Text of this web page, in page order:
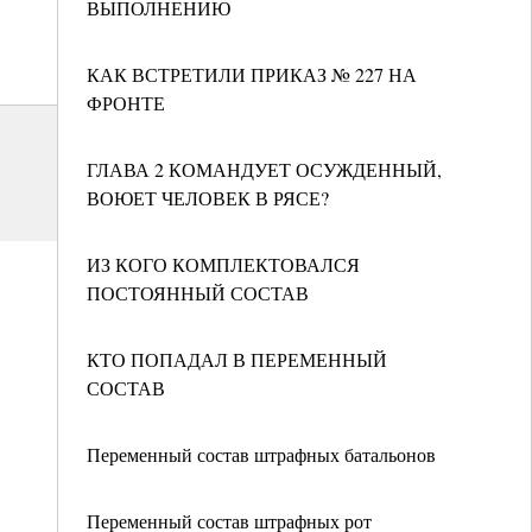
ВЫПОЛНЕНИЮ
КАК ВСТРЕТИЛИ ПРИКАЗ № 227 НА
ФРОНТЕ
ГЛАВА 2 КОМАНДУЕТ ОСУЖДЕННЫЙ,
ВОЮЕТ ЧЕЛОВЕК В РЯСЕ?
ИЗ КОГО КОМПЛЕКТОВАЛСЯ
ПОСТОЯННЫЙ СОСТАВ
КТО ПОПАДАЛ В ПЕРЕМЕННЫЙ
СОСТАВ
Переменный состав штрафных батальонов
Переменный состав штрафных рот